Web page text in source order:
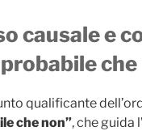
causale e
che
qualificante
che non”, che guida